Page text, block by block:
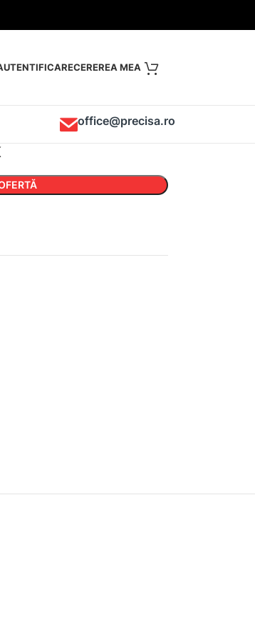
office@precisa.ro